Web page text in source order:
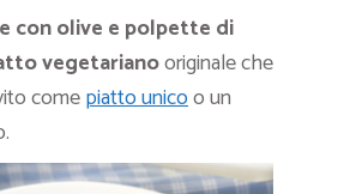
con olive e polpette di
vegetarianooriginale che
comepiatto unicoo un